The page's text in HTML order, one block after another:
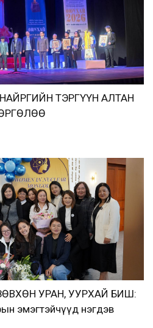
ТЭРГҮҮН АЛТАН
УРАН, УУРХАЙ БИШ:
эмэгтэйчүүд нэгдэв